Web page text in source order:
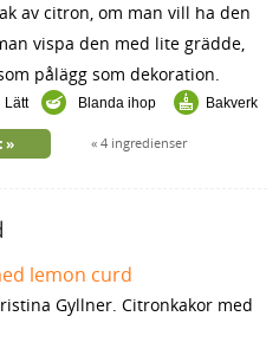
av citron, om man vill ha den
vispa den med lite grädde,
pålägg som dekoration.
Lätt Blanda ihop Bakverk
4 ingredienser
lemon curd
Gyllner. Citronkakor med